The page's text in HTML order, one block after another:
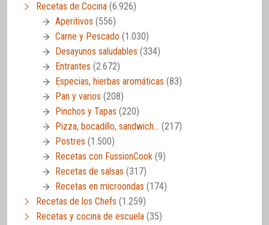
Recetas de Cocina (6.926)
Aperitivos (556)
Carne y Pescado (1.030)
Desayunos saludables (334)
Entrantes (2.672)
Especias, hierbas aromáticas (83)
Pan y varios (208)
Pinchos y Tapas (220)
Pizza, bocadillo, sandwich… (217)
Postres (1.500)
Recetas con FussionCook (9)
Recetas de salsas (317)
Recetas en microondas (174)
Recetas de los Chefs (1.259)
Recetas y cocina de escuela (35)